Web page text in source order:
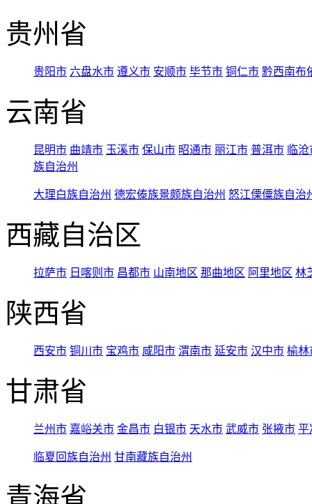
贵州省
贵阳市 六盘水市 遵义市 安顺市 毕节市 铜仁市 黔西南布
云南省
昆明市 曲靖市 玉溪市 保山市 昭通市 丽江市 普洱市 临
族自治州
大理白族自治州 德宏傣族景颇族自治州 怒江傈僳族自治
西藏自治区
拉萨市 日喀则市 昌都市 山南地区 那曲地区 阿里地区 林
陕西省
西安市 铜川市 宝鸡市 咸阳市 渭南市 延安市 汉中市 榆林
甘肃省
兰州市 嘉峪关市 金昌市 白银市 天水市 武威市 张掖市 平
临夏回族自治州 甘南藏族自治州
青海省